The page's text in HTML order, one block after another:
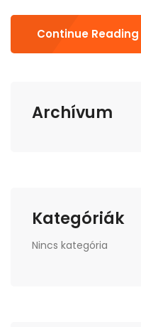
Continue Reading
Archívum
Kategóriák
Nincs kategória